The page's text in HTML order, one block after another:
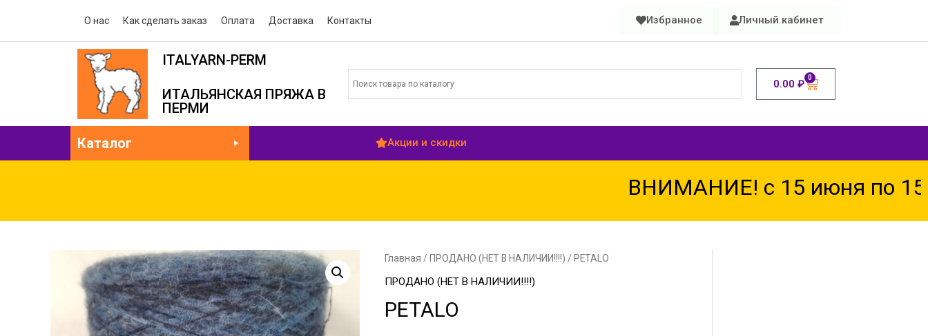
О нас Как сделать заказ Оплата Доставка Контакты Избранное Личный кабинет
ITALYARN-PERM
ИТАЛЬЯНСКАЯ ПРЯЖА В
ПЕРМИ
0.00 ₽ 0
Каталог Акции и скидки
ВНИМАНИЕ! с 15 июня по 15
Главная / ПРОДАНО (НЕТ В НАЛИЧИИ!!!!) / PETALO
ПРОДАНО (НЕТ В НАЛИЧИИ!!!!)
PETALO